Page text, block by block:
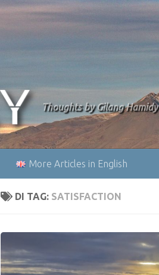
Thoughts by Gilang Hamidy
More Articles in English
DI TAG: SATISFACTION